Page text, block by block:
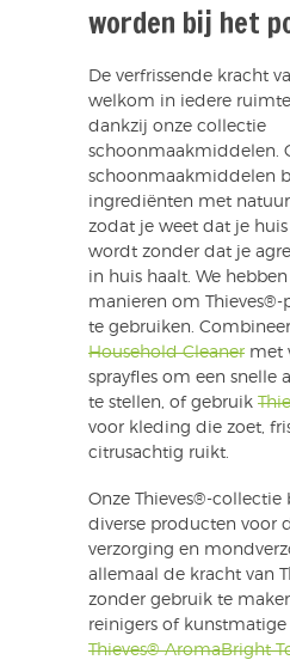
worden bij het
De verfrissende kracht
welkom in iedere
dankzij onze collectie
schoonmaakmiddelen.
schoonmaakmiddelen
ingrediënten met
zodat je weet dat je
wordt zonder dat je
in huis haalt. We
manieren om
te gebruiken.
Household Cleaner met
sprayfles om een snelle
te stellen, of gebruik
voor kleding die zoet,
citrusachtig ruikt.
Onze Thieves®-collectie
diverse producten voor
verzorging en
allemaal de kracht van
zonder gebruik te
reinigers of kunstmatige
Thieves® AromaBright